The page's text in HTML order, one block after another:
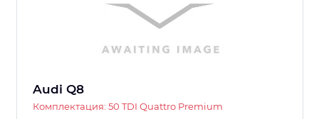
Audi Q8
Комплектация: 50 TDI Quattro Premium